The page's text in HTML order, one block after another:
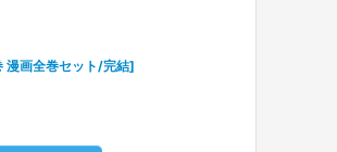
漫画全巻セット/完結]